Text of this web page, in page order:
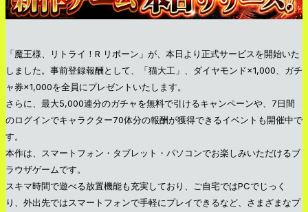
「魔王様、リトライ！R リボーン」が、本日より正式サービスを開始いた
しました。事前登録報酬として、「猫大工」、ダイヤモンド×1,000、ガチ
ャ券×1,000を全員にプレゼントいたします。
さらに、最大5,000連分のガチャを無料で引けるキャンペーンや、7日間
のログインでキャラクター70体分の報酬が獲得できるイベントも開催中で
す。
本作は、スマートフォン・タブレット・パソコンでお楽しみいただけるブ
ラウザゲームです。
スキマ時間で遊べる放置機能も充実しており、ご自宅ではPCでじっく
り、外出先ではスマートフォンで手軽にプレイできるなど、さまざまなプ